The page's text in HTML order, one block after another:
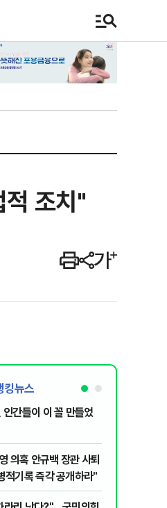
조치"
킹뉴스
간들이 이 꼴 만들었
의혹 안규백 장관 사퇴
기록 즉각 공개하라"